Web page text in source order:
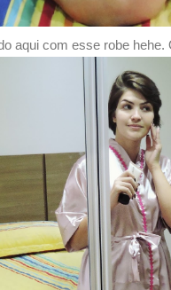
aqui com esse robe